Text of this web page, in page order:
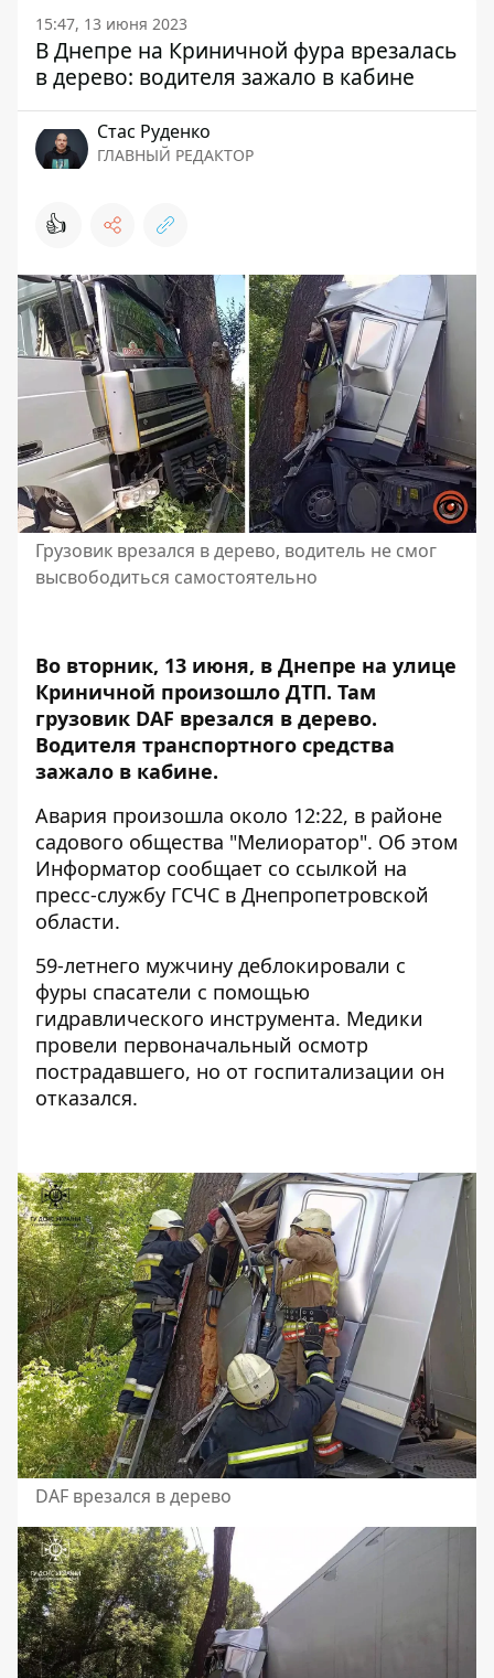
15:47, 13 июня 2023
В Днепре на Криничной фура врезалась
в дерево: водителя зажало в кабине
Стаc Руденко
ГЛАВНЫЙ РЕДАКТОР
👍
Грузовик врезался в дерево, водитель не смог
высвободиться самостоятельно
Во вторник, 13 июня, в Днепре на улице
Криничной произошло ДТП. Там
грузовик DAF врезался в дерево.
Водителя транспортного средства
зажало в кабине.
Авария произошла около 12:22, в районе
садового общества "Мелиоратор". Об этом
Информатор сообщает со ссылкой на
пресс-службу ГСЧС в Днепропетровской
области.
59-летнего мужчину деблокировали с
фуры спасатели с помощью
гидравлического инструмента. Медики
провели первоначальный осмотр
пострадавшего, но от госпитализации он
отказался.
DAF врезался в дерево